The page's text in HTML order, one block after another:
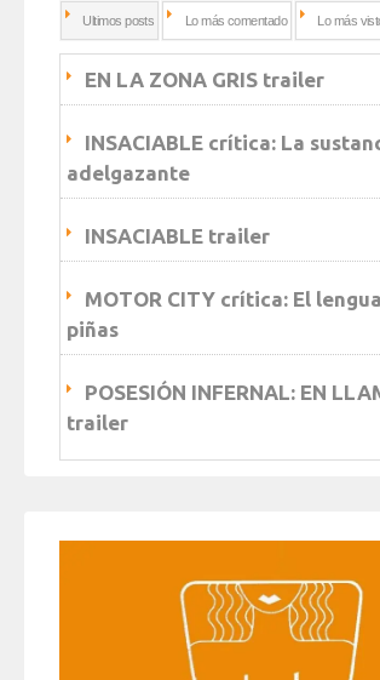
Ultimos posts Lo más comentado Lo más
EN LA ZONA GRIS trailer
INSACIABLE crítica: La
adelgazante
INSACIABLE trailer
MOTOR CITY crítica: El
piñas
POSESIÓN INFERNAL: EN
trailer